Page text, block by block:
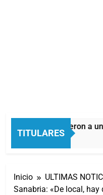
TITULARES
Quilmes: detuvieron a
6 Horas Atrás
Inicio
ULTIMAS
Sanabria: «De local,